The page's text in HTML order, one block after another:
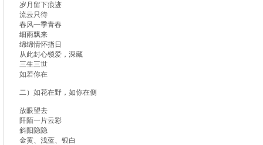
岁月留下痕迹
流云只待
春风一季青春
细雨飘来
绵绵情怀指日
从此封心锁爱，深藏
三生三世
如若你在
二）如花在野，如你在侧
放眼望去
阡陌一片云彩
斜阳隐隐
金黄、浅蓝、银白